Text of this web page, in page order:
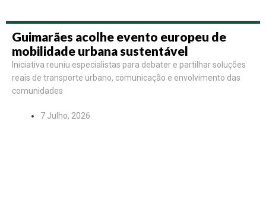
Guimarães acolhe evento europeu de
mobilidade urbana sustentável
Iniciativa reuniu especialistas para debater e partilhar soluções
reais de transporte urbano, comunicação e envolvimento das
comunidades
7 Julho, 2026